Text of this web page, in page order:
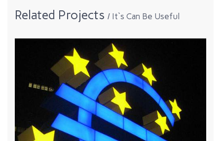
Related Projects It`s Can Be Useful